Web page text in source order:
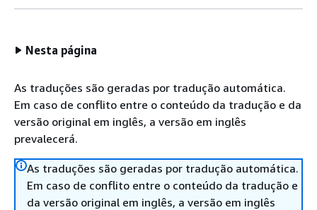
Nesta página
As traduções são geradas por tradução automática.
Em caso de conflito entre o conteúdo da tradução e da
versão original em inglês, a versão em inglês
prevalecerá.
As traduções são geradas por tradução automática.
Em caso de conflito entre o conteúdo da tradução e
da versão original em inglês, a versão em inglês